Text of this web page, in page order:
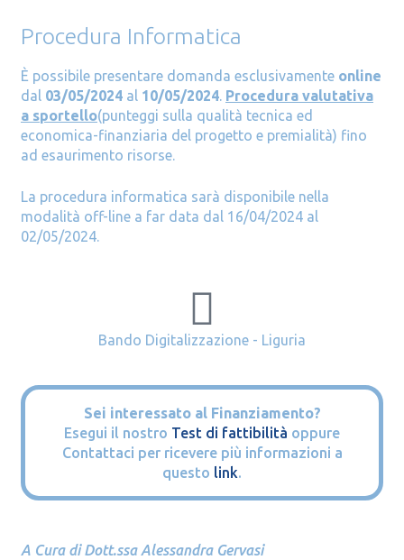
Procedura Informatica
È possibile presentare domanda esclusivamente online
dal 03/05/2024 al 10/05/2024. Procedura valutativa
a sportello(punteggi sulla qualità tecnica ed
economica-finanziaria del progetto e premialità) fino
ad esaurimento risorse.
La procedura informatica sarà disponibile nella
modalità off-line a far data dal 16/04/2024 al
02/05/2024.
Bando Digitalizzazione - Liguria
Sei interessato al Finanziamento?
Esegui il nostro Test di fattibilità oppure
Contattaci per ricevere più informazioni a
questo link.
A Cura di Dott.ssa Alessandra Gervasi